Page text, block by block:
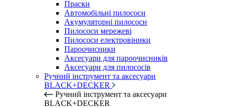
Праски
Автомобільні пилососи
Акумуляторні пилососи
Пилососи мережеві
Пилососи електровіники
Пароочисники
Аксесуари для пароочисників
Аксесуари для пилососів
Ручний інструмент та аксесуари
BLACK+DECKER
Ручний інструмент та аксесуари
BLACK+DECKER